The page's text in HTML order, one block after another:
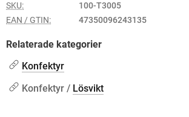
SKU:
100-T3005
EAN / GTIN:
47350096243135
Relaterade kategorier
Konfektyr
Konfektyr / Lösvikt